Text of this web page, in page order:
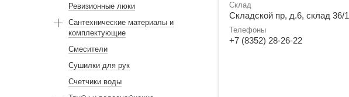
Ревизионные люки
Сантехнические материалы и
комплектующие
Смесители
Сушилки для рук
Счетчики воды
Склад
Складской пр, д.6, склад 36/1
Телефоны
+7 (8352) 28-26-22